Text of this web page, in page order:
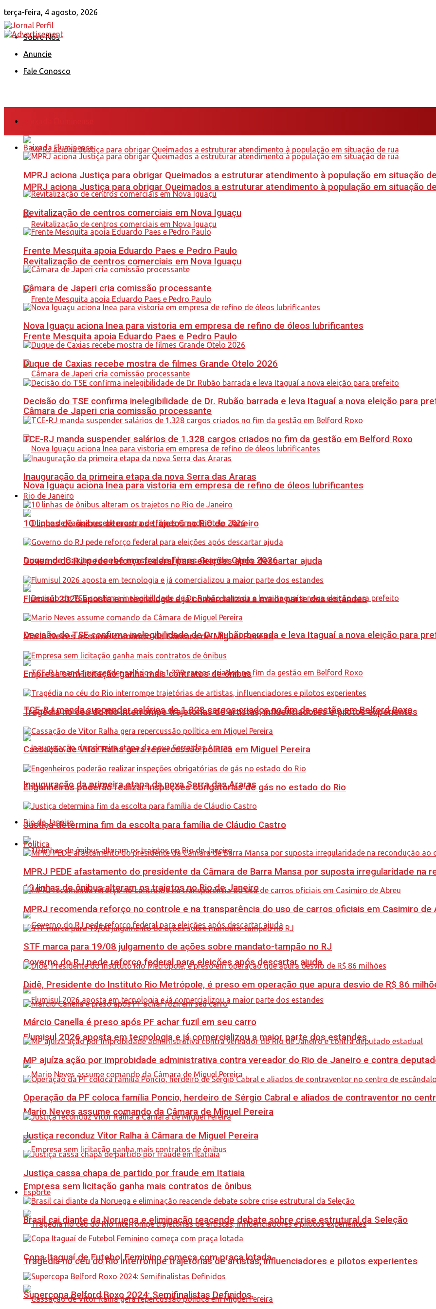
terça-feira, 4 agosto, 2026
Sobre Nós
Anuncie
Fale Conosco
MPRJ aciona Justiça para obrigar Queimados a estruturar atendimento à população em situação
Revitalização de centros comerciais em Nova Iguaçu
Frente Mesquita apoia Eduardo Paes e Pedro Paulo
Câmara de Japeri cria comissão processante
Nova Iguaçu aciona Inea para vistoria em empresa de refino de óleos lubrificantes
Duque de Caxias recebe mostra de filmes Grande Otelo 2026
Decisão do TSE confirma inelegibilidade de Dr. Rubão barrada e leva Itaguaí a nova eleição para
TCE-RJ manda suspender salários de 1.328 cargos criados no fim da gestão em Belford Roxo
Inauguração da primeira etapa da nova Serra das Araras
Rio de Janeiro
10 linhas de ônibus alteram os trajetos no Rio de Janeiro
Governo do RJ pede reforço federal para eleições após descartar ajuda
Flumisul 2026 aposta em tecnologia e já comercializou a maior parte dos estandes
Mario Neves assume comando da Câmara de Miguel Pereira
Empresa sem licitação ganha mais contratos de ônibus
Tragédia no céu do Rio interrompe trajetórias de artistas, influenciadores e pilotos experientes
Baixada Fluminense
MPRJ aciona Justiça para obrigar Queimados a estruturar atendimento à população em situação
Revitalização de centros comerciais em Nova Iguaçu
Frente Mesquita apoia Eduardo Paes e Pedro Paulo
Câmara de Japeri cria comissão processante
Nova Iguaçu aciona Inea para vistoria em empresa de refino de óleos lubrificantes
Duque de Caxias recebe mostra de filmes Grande Otelo 2026
Decisão do TSE confirma inelegibilidade de Dr. Rubão barrada e leva Itaguaí a nova eleição para
TCE-RJ manda suspender salários de 1.328 cargos criados no fim da gestão em Belford Roxo
Inauguração da primeira etapa da nova Serra das Araras
Rio de Janeiro
10 linhas de ônibus alteram os trajetos no Rio de Janeiro
Governo do RJ pede reforço federal para eleições após descartar ajuda
Flumisul 2026 aposta em tecnologia e já comercializou a maior parte dos estandes
Mario Neves assume comando da Câmara de Miguel Pereira
Empresa sem licitação ganha mais contratos de ônibus
Tragédia no céu do Rio interrompe trajetórias de artistas, influenciadores e pilotos experientes
Cassação de Vitor Ralha gera repercussão política em Miguel Pereira
Engenheiros poderão realizar inspeções obrigatórias de gás no estado do Rio
Justiça determina fim da escolta para família de Cláudio Castro
Política
MPRJ PEDE afastamento do presidente da Câmara de Barra Mansa por suposta irregularidade na
MPRJ recomenda reforço no controle e na transparência do uso de carros oficiais em Casimiro de
STF marca para 19/08 julgamento de ações sobre mandato-tampão no RJ
Didê, Presidente do Instituto Rio Metrópole, é preso em operação que apura desvio de R$ 86
Márcio Canella é preso após PF achar fuzil em seu carro
MP ajuíza ação por improbidade administrativa contra vereador do Rio de Janeiro e contra
Operação da PF coloca família Poncio, herdeiro de Sérgio Cabral e aliados de contraventor no
Justiça reconduz Vitor Ralha à Câmara de Miguel Pereira
Justiça cassa chapa de partido por fraude em Itatiaia
Esporte
Brasil cai diante da Noruega e eliminação reacende debate sobre crise estrutural da Seleção
Copa Itaguaí de Futebol Feminino começa com praça lotada
Supercopa Belford Roxo 2024: Semifinalistas Definidos